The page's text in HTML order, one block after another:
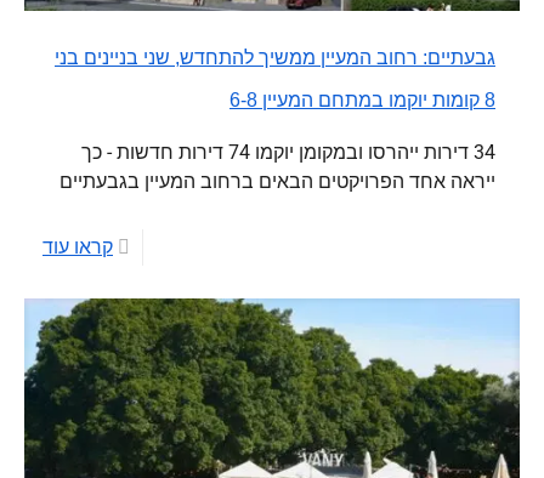
גבעתיים: רחוב המעיין ממשיך להתחדש, שני בניינים בני
8 קומות יוקמו במתחם המעיין 6-8
34 דירות ייהרסו ובמקומן יוקמו 74 דירות חדשות - כך
ייראה אחד הפרויקטים הבאים ברחוב המעיין בגבעתיים
קראו עוד